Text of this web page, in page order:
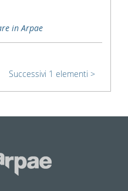
in Arpae
Successivi 1 elementi